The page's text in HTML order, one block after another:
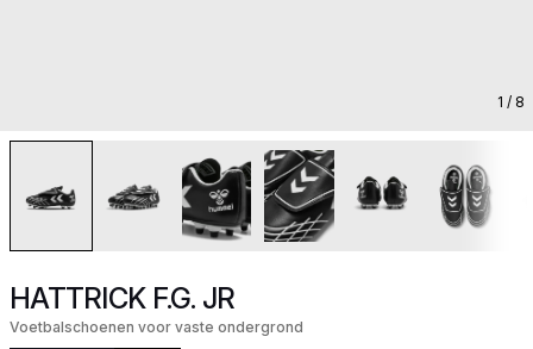
1 / 8
HATTRICK F.G. JR
Voetbalschoenen voor vaste ondergrond